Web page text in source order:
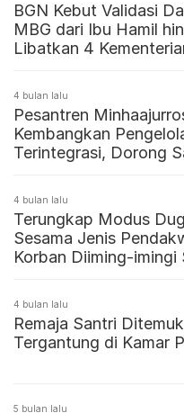
BGN Kebut Validasi
MBG dari Ibu Hamil
Libatkan 4
4 bulan lalu
Pesantren
Kembangkan
Terintegrasi, Dorong
4 bulan lalu
Terungkap Modus
Sesama Jenis
Korban Diiming-imingi
4 bulan lalu
Remaja Santri
Tergantung di Kamar
5 bulan lalu